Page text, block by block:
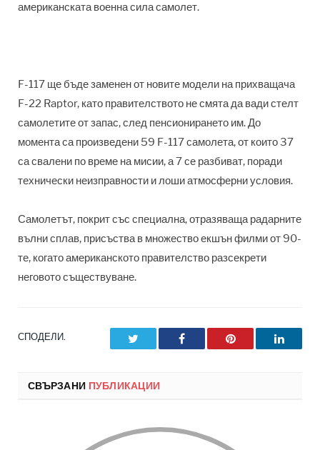
американската военна сила самолет.
F-117 ще бъде заменен от новите модели на прихващача
F-22 Raptor, като правителството не смята да вади стелт
самолетите от запас, след пенсионирането им. До
момента са произведени 59 F-117 самолета, от които 37
са свалени по време на мисии, а 7 се разбиват, поради
технически неизправности и лоши атмосферни условия.
Самолетът, покрит със специална, отразяваща радарните
вълни сплав, присъства в множество екшън филми от 90-
те, когато американското правителство разсекрети
неговото съществуване.
СПОДЕЛИ. Facebook Pinterest
СВЪРЗАНИ ПУБЛИКАЦИИ